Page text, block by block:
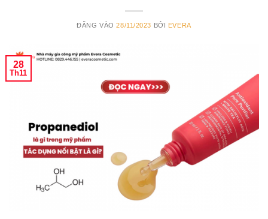
ĐĂNG VÀO28/11/2023 BỞI EVERA
28
Th11